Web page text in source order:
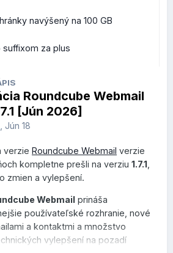
navýšený na 100 GB
suffixom za plus
Roundcube Webmail
[Jún 2026]
Jún 18
verzie Roundcube Webmail verzie
kompletne prešli na verziu 1.7.1
zmien a vylepšení.
Webmail prináša
používateľské rozhranie, nové
a kontaktmi a množstvo
vylepšení na pozadí